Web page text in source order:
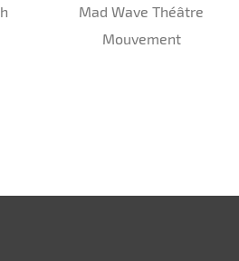
Mad Wave Théâtre
Mouvement